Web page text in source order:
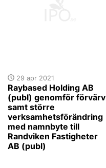
29 apr 2021
Raybased Holding AB
(publ) genomför förvärv
samt större
verksamhetsförändring
med namnbyte till
Randviken Fastigheter
AB (publ)